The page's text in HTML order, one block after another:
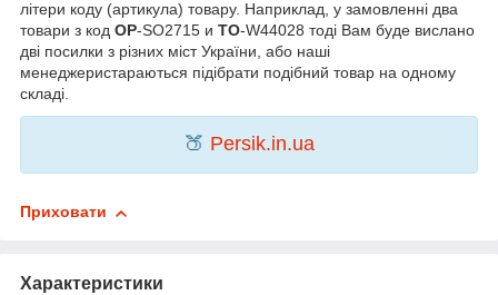
літери коду (артикула) товару. Наприклад, у замовленні два
товари з код OP-SO2715 и TO-W44028 тоді Вам буде вислано
дві посилки з різних міст України, або наші
менеджеристараються підібрати подібний товар на одному
складі.
🍑 Persik.in.ua
Приховати
Характеристики